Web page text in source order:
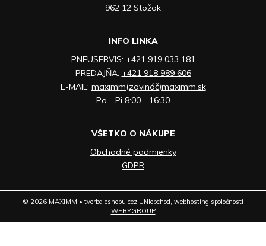
962 12 Stožok
INFO LINKA
PNEUSERVIS: +421 919 033 181
PREDAJŇA: +421 918 989 606
E-MAIL: maximm(zavináč)maximm.sk
Po - Pi 8:00 - 16:30
VŠETKO O NÁKUPE
Obchodné podmienky
GDPR
© 2026 MAXIMM • tvorba eshopu cez UNIobchod webhosting spoločnosti
WEBYGROUP